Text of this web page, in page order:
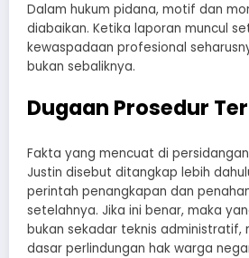
Dalam hukum pidana, motif dan
diabaikan. Ketika laporan muncul
kewaspadaan profesional
bukan sebaliknya.
Dugaan Prosedur
Fakta yang mencuat di
Justin disebut ditangkap lebih
perintah penangkapan dan
setelahnya. Jika ini benar, maka
bukan sekadar teknis administratif,
dasar perlindungan hak warga